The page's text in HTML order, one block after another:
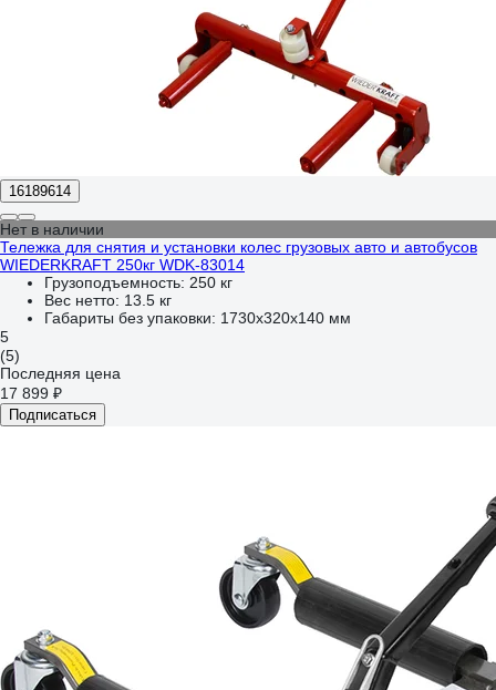
16189614
Нет в наличии
Тележка для снятия и установки колес грузовых авто и автобусов
WIEDERKRAFT 250кг WDK-83014
Грузоподъемность: 250 кг
Вес нетто: 13.5 кг
Габариты без упаковки: 1730х320х140 мм
5
(5)
Последняя цена
17 899 ₽
Подписаться